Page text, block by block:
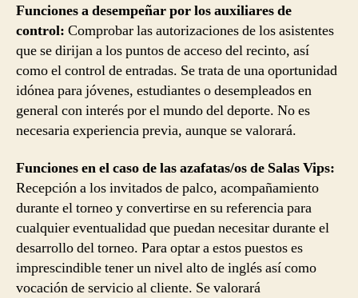
Funciones a desempeñar por los auxiliares de
control: Comprobar las autorizaciones de los asistentes
que se dirijan a los puntos de acceso del recinto, así
como el control de entradas. Se trata de una oportunidad
idónea para jóvenes, estudiantes o desempleados en
general con interés por el mundo del deporte. No es
necesaria experiencia previa, aunque se valorará.
Funciones en el caso de las azafatas/os de Salas Vips:
Recepción a los invitados de palco, acompañamiento
durante el torneo y convertirse en su referencia para
cualquier eventualidad que puedan necesitar durante el
desarrollo del torneo. Para optar a estos puestos es
imprescindible tener un nivel alto de inglés así como
vocación de servicio al cliente. Se valorará